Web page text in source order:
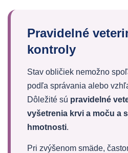
Pravidelné
kontroly
Stav obličiek nemožno
podľa správania alebo
Dôležité sú pravidelné
vyšetrenia krvi a moču a
hmotnosti.
Pri zvýšenom smäde,